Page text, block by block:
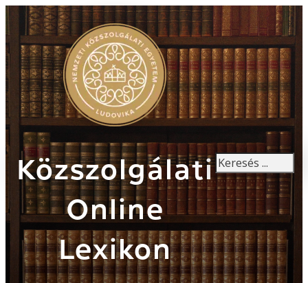
Közszolgálati
Online
Lexikon
Keresés